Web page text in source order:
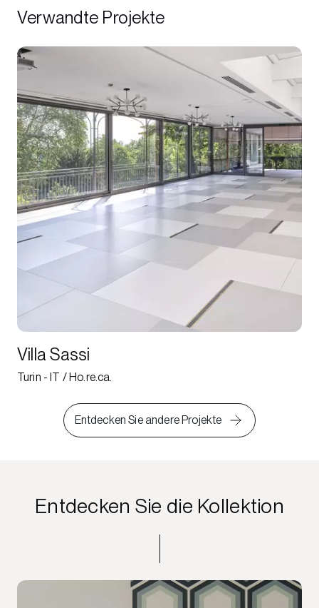
Verwandte Projekte
Villa Sassi
Turin - IT / Ho.re.ca.
Entdecken Sie andere Projekte
Entdecken Sie die Kollektion